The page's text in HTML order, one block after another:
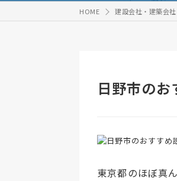
HOME 建設会社・建築会社
日野市の
東京都のほぼ真